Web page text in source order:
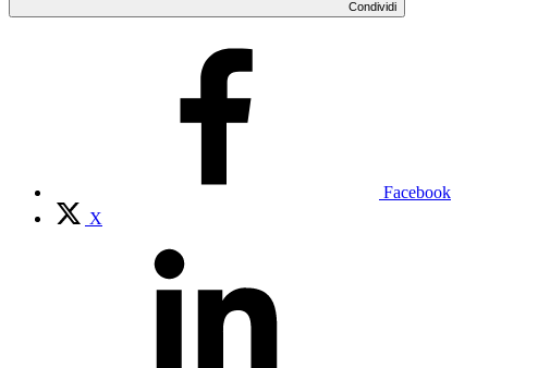
Condividi
Facebook
X